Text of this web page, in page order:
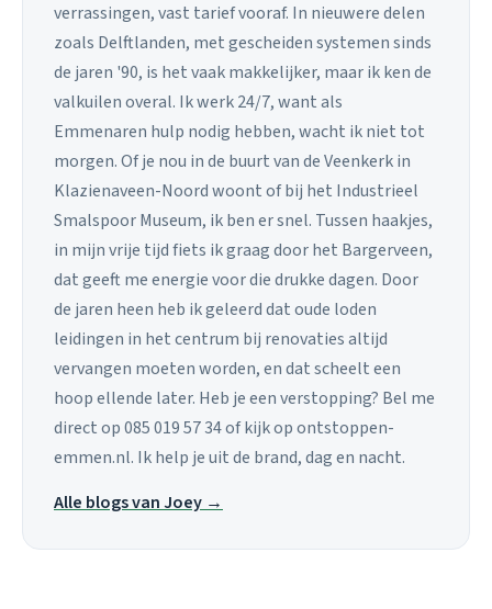
verrassingen, vast tarief vooraf. In nieuwere delen
zoals Delftlanden, met gescheiden systemen sinds
de jaren '90, is het vaak makkelijker, maar ik ken de
valkuilen overal. Ik werk 24/7, want als
Emmenaren hulp nodig hebben, wacht ik niet tot
morgen. Of je nou in de buurt van de Veenkerk in
Klazienaveen-Noord woont of bij het Industrieel
Smalspoor Museum, ik ben er snel. Tussen haakjes,
in mijn vrije tijd fiets ik graag door het Bargerveen,
dat geeft me energie voor die drukke dagen. Door
de jaren heen heb ik geleerd dat oude loden
leidingen in het centrum bij renovaties altijd
vervangen moeten worden, en dat scheelt een
hoop ellende later. Heb je een verstopping? Bel me
direct op 085 019 57 34 of kijk op ontstoppen-
emmen.nl. Ik help je uit de brand, dag en nacht.
Alle blogs van Joey →